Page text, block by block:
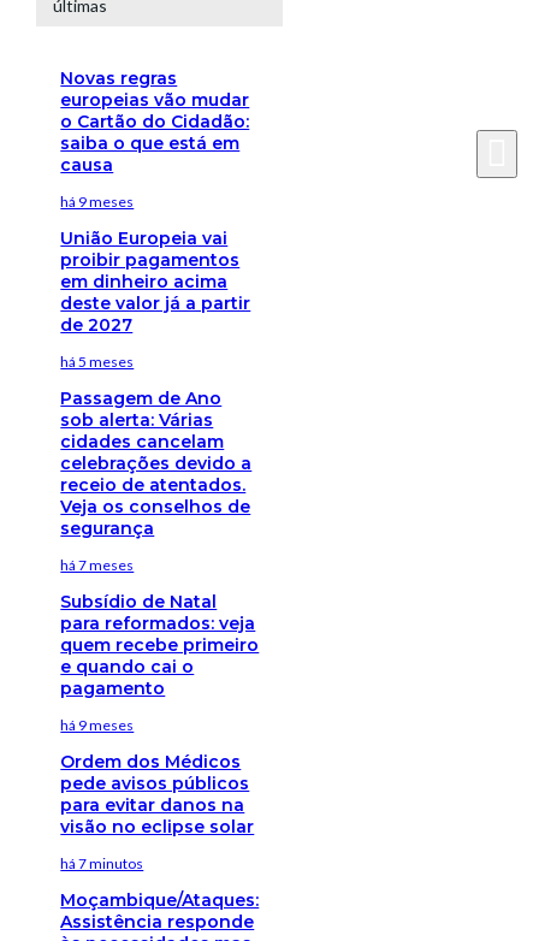
últimas
Novas regras
europeias vão mudar
o Cartão do Cidadão:
saiba o que está em
causa
há 9 meses
União Europeia vai
proibir pagamentos
em dinheiro acima
deste valor já a partir
de 2027
há 5 meses
Passagem de Ano
sob alerta: Várias
cidades cancelam
celebrações devido a
receio de atentados.
Veja os conselhos de
segurança
há 7 meses
Subsídio de Natal
para reformados: veja
quem recebe primeiro
e quando cai o
pagamento
há 9 meses
Ordem dos Médicos
pede avisos públicos
para evitar danos na
visão no eclipse solar
há 7 minutos
Moçambique/Ataques:
Assistência responde